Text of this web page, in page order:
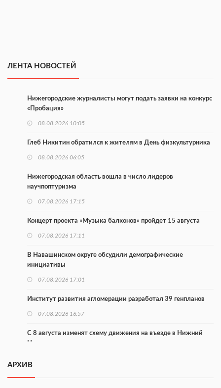
ЛЕНТА НОВОСТЕЙ
Нижегородские журналисты могут подать заявки на конкурс
«Пробация»
08.08.2026 10:05
Глеб Никитин обратился к жителям в День физкультурника
08.08.2026 06:05
Нижегородская область вошла в число лидеров
научпоптуризма
07.08.2026 17:15
Концерт проекта «Музыка балконов» пройдет 15 августа
07.08.2026 17:11
В Навашинском округе обсудили демографические
инициативы
07.08.2026 17:01
Институт развития агломерации разработал 39 генпланов
07.08.2026 16:57
С 8 августа изменят схему движения на въезде в Нижний
Новгород
В Нижегородской области прошло заседание АТК и
АРХИВ